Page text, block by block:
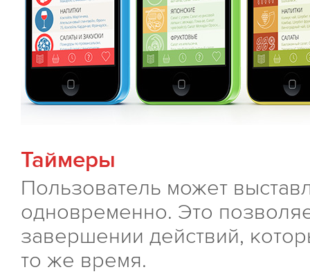
Таймеры
Пользователь может
одновременно. Это
завершении действий,
то же время.